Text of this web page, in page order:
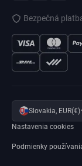
Bezpečná
Slovakia, EUR(€)
Nastavenia cookies
Podmienky